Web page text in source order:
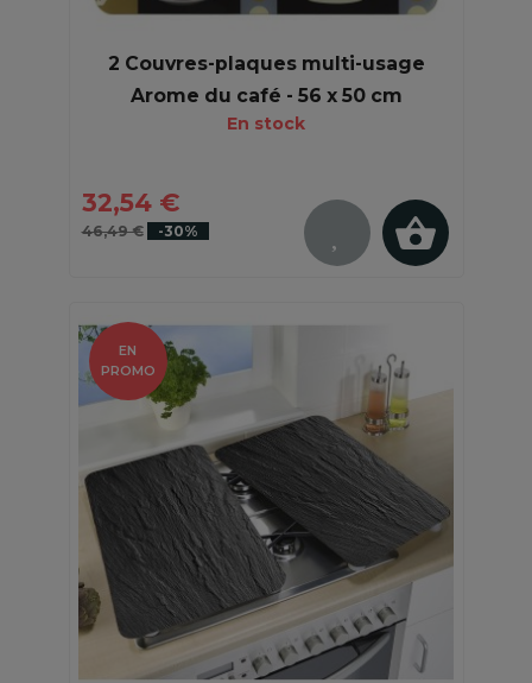
2 Couvres-plaques multi-usage
Arome du café - 56 x 50 cm
En stock
32,54 €
46,49 € -30%
EN
PROMO